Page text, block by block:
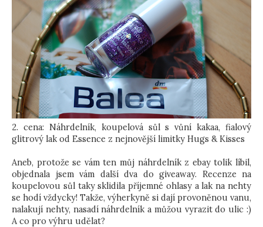
2. cena: Náhrdelník, koupelová sůl s vůní kakaa, fialový
glitrový lak od Essence z nejnovější limitky Hugs & Kisses
Aneb, protože se vám ten můj náhrdelník z ebay tolik líbil,
objednala jsem vám další dva do giveaway. Recenze na
koupelovou sůl taky sklidila příjemné ohlasy a lak na nehty
se hodí vždycky! Takže, výherkyně si dají provoněnou vanu,
nalakují nehty, nasadí náhrdelník a můžou vyrazit do ulic :)
A co pro výhru udělat?